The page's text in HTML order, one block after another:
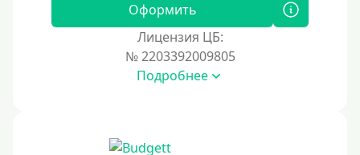
Оформить
Лицензия ЦБ:
№ 2203392009805
Подробнее